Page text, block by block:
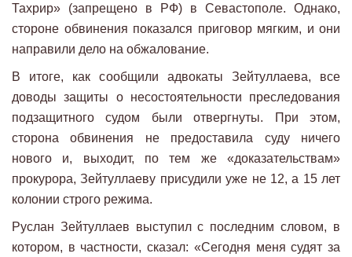
Тахрир» (запрещено в РФ) в Севастополе. Однако,
стороне обвинения показался приговор мягким, и они
направили дело на обжалование.
В итоге, как сообщили адвокаты Зейтуллаева, все
доводы защиты о несостоятельности преследования
подзащитного судом были отвергнуты. При этом,
сторона обвинения не предоставила суду ничего
нового и, выходит, по тем же «доказательствам»
прокурора, Зейтуллаеву присудили уже не 12, а 15 лет
колонии строго режима.
Руслан Зейтуллаев выступил с последним словом, в
котором, в частности, сказал: «Сегодня меня судят за